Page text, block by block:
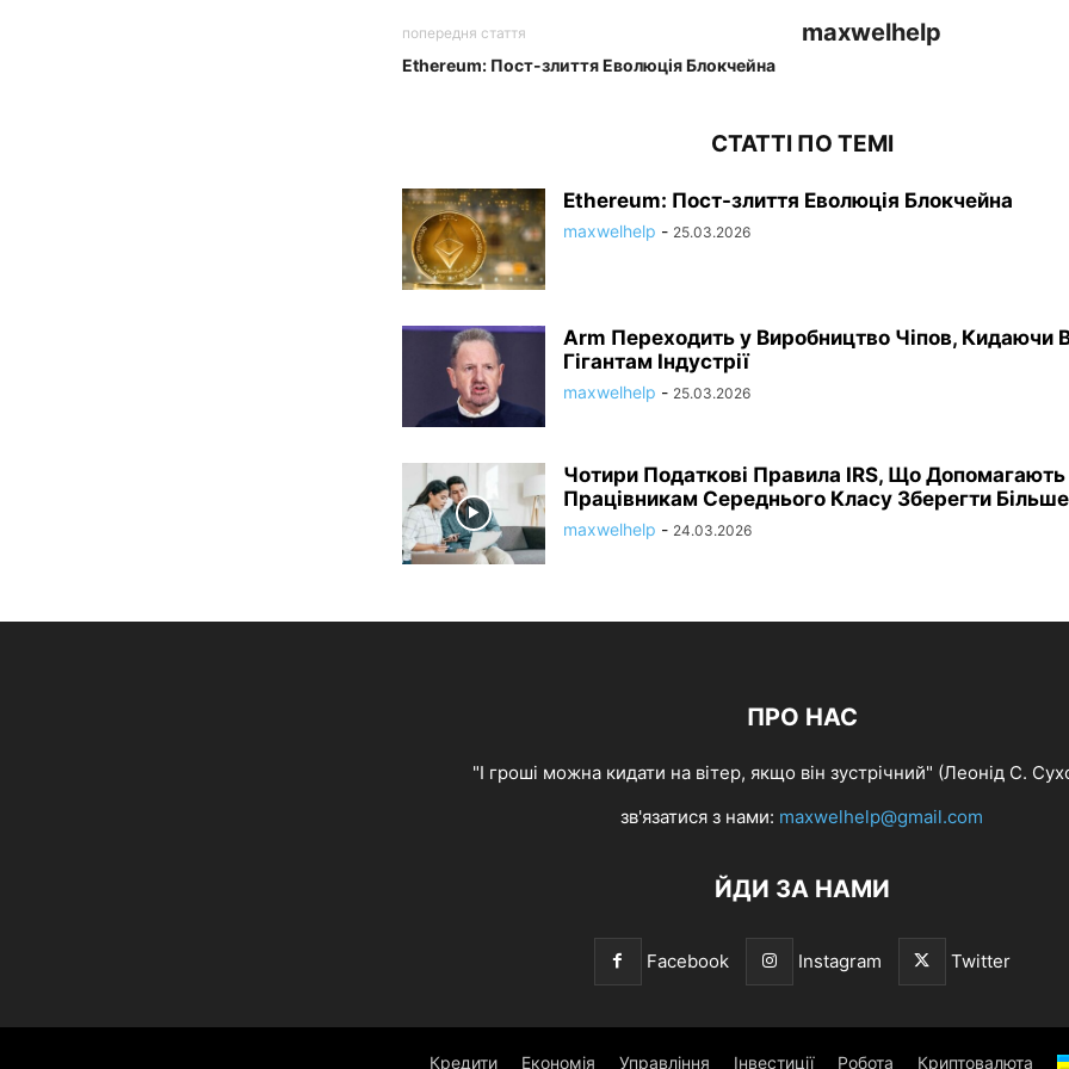
попередня стаття
Ethereum: Пост-злиття Еволюція Блокчейна
maxwelhelp
СТАТТІ ПО ТЕМІ
Ethereum: Пост-злиття Еволюція Блокчейна
maxwelhelp - 25.03.2026
Arm Переходить у Виробництво Чіпов, Кидаючи
Гігантам Індустрії
maxwelhelp - 25.03.2026
Чотири Податкові Правила IRS, Що Допомагають
Працівникам Середнього Класу Зберегти
maxwelhelp - 24.03.2026
ПРО НАС
"І гроші можна кидати на вітер, якщо він зустрічний" (Леонід С.
зв'язатися з нами: maxwelhelp@gmail.com
ЙДИ ЗА НАМИ
Facebook Instagram Twitter
Кредити Економія Управління Інвестиції Робота Криптовалюта